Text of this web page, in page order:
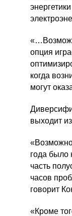
опция
когда
могут
выходит
года было
часть
часов
говорит
«Кроме